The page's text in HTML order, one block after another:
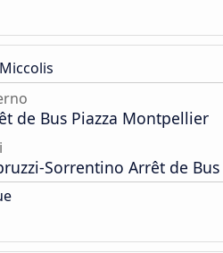
de Bus Piazza Montpellier
Sorrentino Arrêt de Bus